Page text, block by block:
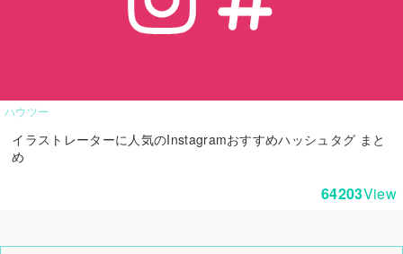
ハウツー
イラストレーターに人気のInstagramおすすめハッシュタグ まと
め
64203View